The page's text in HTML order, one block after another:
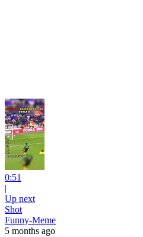
0:51
|
Up next
Shot
Funny-Meme
5 months ago